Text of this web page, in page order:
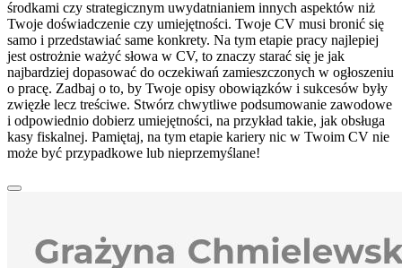
środkami czy strategicznym uwydatnianiem innych aspektów niż
Twoje doświadczenie czy umiejętności. Twoje CV musi bronić się
samo i przedstawiać same konkrety. Na tym etapie pracy najlepiej
jest ostrożnie ważyć słowa w CV, to znaczy starać się je jak
najbardziej dopasować do oczekiwań zamieszczonych w ogłoszeniu
o pracę. Zadbaj o to, by Twoje opisy obowiązków i sukcesów były
zwięzłe lecz treściwe. Stwórz chwytliwe podsumowanie zawodowe
i odpowiednio dobierz umiejętności, na przykład takie, jak obsługa
kasy fiskalnej. Pamiętaj, na tym etapie kariery nic w Twoim CV nie
może być przypadkowe lub nieprzemyślane!